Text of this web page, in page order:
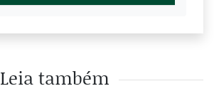
Leia também